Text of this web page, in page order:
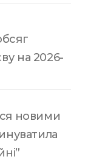
на 2026-
новими